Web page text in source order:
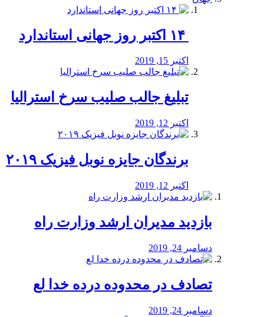
اکتبر 15, 2019
تبلیغ جالب صلیب سرخ استرالیا
اکتبر 12, 2019
برندگان جایزه نوبل فیزیک ۲۰۱۹
اکتبر 12, 2019
بازدید مدیران ارشد وزارت راه
دسامبر 24, 2019
تصادف در محدوده درده خدا لع
دسامبر 24, 2019